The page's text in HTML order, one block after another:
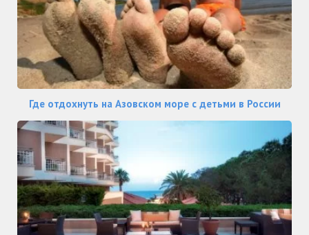
Где отдохнуть на Азовском море с детьми в России